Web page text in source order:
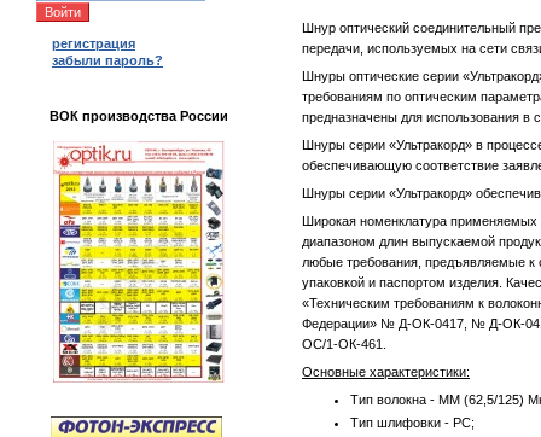
регистрация
забыли пароль?
ВОК производства России
Шнур оптический соединительный
передачи, используемых на сети
Шнуры оптические серии
требованиям по оптическим
предназначены для использования в
Шнуры серии «Ультракорд» в
обеспечивающую соответствие
Шнуры серии «Ультракорд»
Широкая номенклатура применяемых
диапазоном длин выпускаемой
любые требования, предъявляемые
упаковкой и паспортом изделия.
«Техническим требованиям к
Федерации» № Д-ОК-0417, № Д-ОК-
ОС/1-ОК-461.
Основные характеристики:
Тип волокна - MM (62,5/125)
Тип шлифовки - PC;